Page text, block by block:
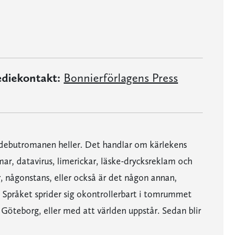
Bonnierförlagens Press
heller. Det handlar om kärlekens
datavirus, limerickar, läske-drycksreklam och
eller också är det någon annan,
sprider sig okontrollerbart i tomrummet
eller med att världen uppstår. Sedan blir